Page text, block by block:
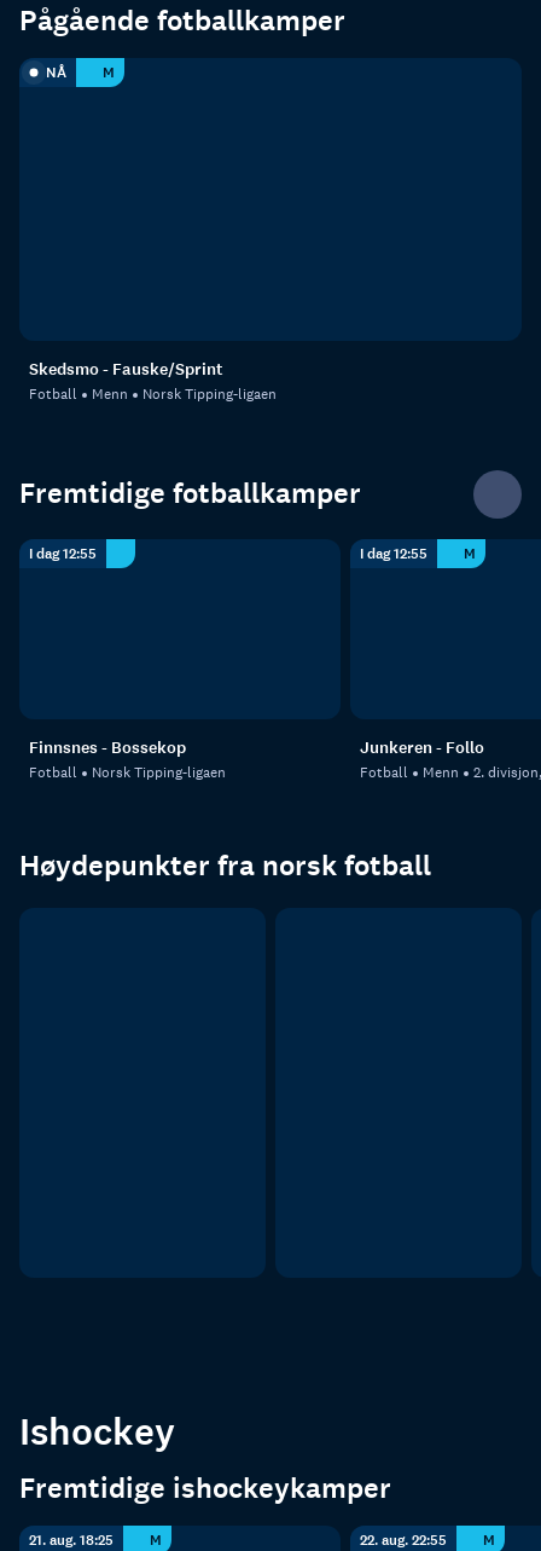
Pågående fotballkamper
NÅ M
Skedsmo - Fauske/Sprint
Fotball Menn Norsk Tipping-ligaen
Fremtidige fotballkamper
I dag 12:55
Finnsnes - Bossekop
Fotball Norsk Tipping-ligaen
I dag 12:55 M
Junkeren - Follo
Fotball Menn 2.
Høydepunkter fra norsk fotball
Ishockey
Fremtidige ishockeykamper
21. aug. 18:25 M 22. aug. 22:55 M